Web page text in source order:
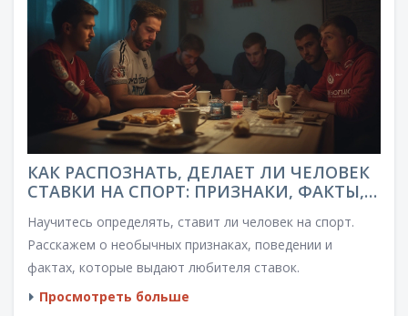
КАК РАСПОЗНАТЬ, ДЕЛАЕТ ЛИ ЧЕЛОВЕК
СТАВКИ НА СПОРТ: ПРИЗНАКИ, ФАКТЫ,
Научитесь определять, ставит ли человек на спорт.
Расскажем о необычных признаках, поведении и
фактах, которые выдают любителя ставок.
Просмотреть больше